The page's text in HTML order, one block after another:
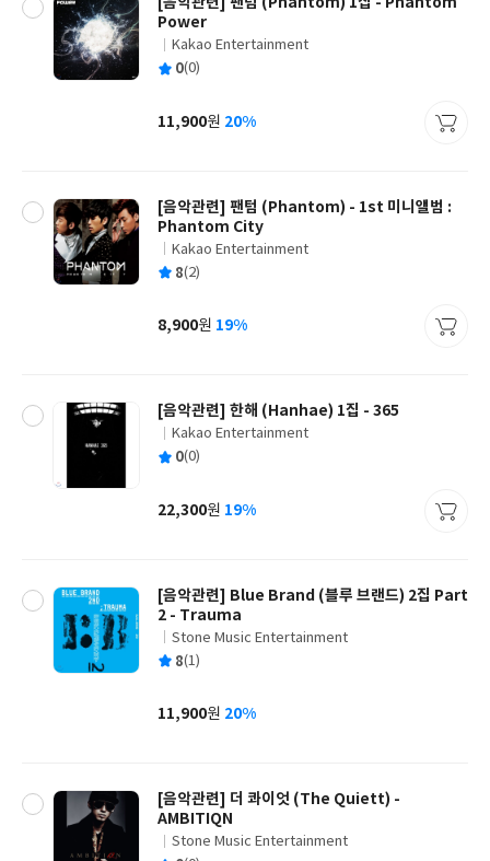
Power
글
쓴
출
사
Kakao Entertainment
평 0(0)
가
11,900원 20%
[음악관련] 팬텀 (Phantom) - 1st 미니앨범 :
Phantom City
글
쓴
출
사
Kakao Entertainment
평 8(2)
가
8,900원 19%
[음악관련] 한해 (Hanhae) 1집 - 365
글
쓴
출
사
Kakao Entertainment
평 0(0)
가
22,300원 19%
[음악관련] Blue Brand (블루 브랜드) 2집 Part
2 - Trauma
글
쓴
출
사
Stone Music Entertainment
평 8(1)
가
11,900원 20%
[음악관련] 더 콰이엇 (The Quiett) -
AMBITIQN
글
Stone Music Entertainment